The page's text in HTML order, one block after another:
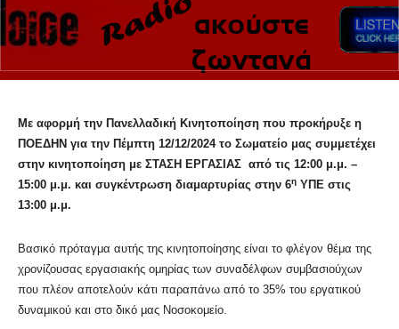
Με αφορμή την Πανελλαδική Κινητοποίηση που προκήρυξε η
ΠΟΕΔΗΝ για την Πέμπτη 12/12/2024 το Σωματείο μας συμμετέχει
στην κινητοποίηση με ΣΤΑΣΗ ΕΡΓΑΣΙΑΣ από τις 12:00 μ.μ. –
15:00 μ.μ. και συγκέντρωση διαμαρτυρίας στην 6η ΥΠΕ στις
13:00 μ.μ.
Βασικό πρόταγμα αυτής της κινητοποίησης είναι το φλέγον θέμα της
χρονίζουσας εργασιακής ομηρίας των συναδέλφων συμβασιούχων
που πλέον αποτελούν κάτι παραπάνω από το 35% του εργατικού
δυναμικού και στο δικό μας Νοσοκομείο.